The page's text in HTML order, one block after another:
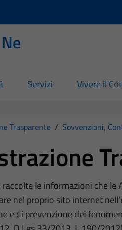
Servizi Vivere il
Trasparente / Sovvenzioni,
le informazioni che le
nel proprio sito internet
e di prevenzione dei